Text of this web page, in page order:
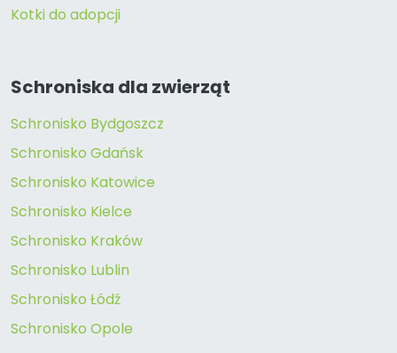
Kotki do adopcji
Schroniska dla zwierząt
Schronisko Bydgoszcz
Schronisko Gdańsk
Schronisko Katowice
Schronisko Kielce
Schronisko Kraków
Schronisko Lublin
Schronisko Łódź
Schronisko Opole